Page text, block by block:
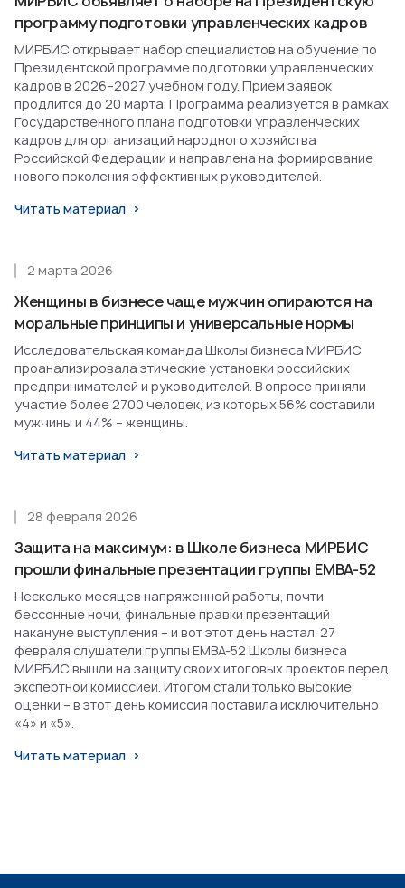
программу подготовки управленческих кадров
МИРБИС открывает набор специалистов на обучение по
Президентской программе подготовки управленческих
кадров в 2026–2027 учебном году. Прием заявок
продлится до 20 марта. Программа реализуется в рамках
Государственного плана подготовки управленческих
кадров для организаций народного хозяйства
Российской Федерации и направлена на формирование
нового поколения эффективных руководителей.
Читать материал
Женщины в бизнесе чаще мужчин опираются на
моральные принципы и универсальные нормы
2 марта 2026
Исследовательская команда Школы бизнеса МИРБИС
проанализировала этические установки российских
предпринимателей и руководителей. В опросе приняли
участие более 2700 человек, из которых 56% составили
мужчины и 44% – женщины.
Читать материал
Защита на максимум: в Школе бизнеса МИРБИС
прошли финальные презентации группы EMBA-52
28 февраля 2026
Несколько месяцев напряженной работы, почти
бессонные ночи, финальные правки презентаций
накануне выступления – и вот этот день настал. 27
февраля слушатели группы EMBA-52 Школы бизнеса
МИРБИС вышли на защиту своих итоговых проектов перед
экспертной комиссией. Итогом стали только высокие
оценки – в этот день комиссия поставила исключительно
«4» и «5».
Читать материал